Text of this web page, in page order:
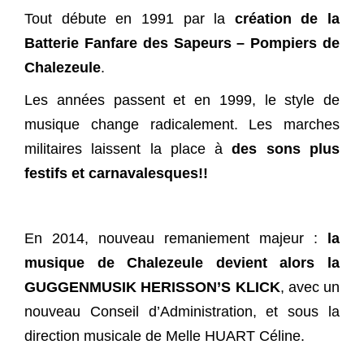
Tout débute en 1991 par la création de la
Batterie Fanfare des Sapeurs – Pompiers de
Chalezeule.
Les années passent et en 1999, le style de
musique change radicalement. Les marches
militaires laissent la place àdes sons plus
festifs et carnavalesques!!
En 2014, nouveau remaniement majeur : la
musique de Chalezeule devient alors la
GUGGENMUSIK HERISSON’S KLICK, avec un
nouveau Conseil d’Administration, et sous la
direction musicale de Melle HUART Céline.